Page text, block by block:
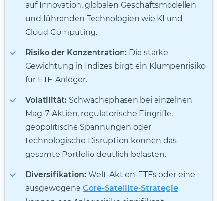
auf Innovation, globalen Geschäftsmodellen
und führenden Technologien wie KI und
Cloud Computing.
Risiko der Konzentration: Die starke
Gewichtung in Indizes birgt ein Klumpenrisiko
für ETF-Anleger.
Volatilität: Schwächephasen bei einzelnen
Mag-7-Aktien, regulatorische Eingriffe,
geopolitische Spannungen oder
technologische Disruption können das
gesamte Portfolio deutlich belasten.
Diversifikation: Welt-Aktien-ETFs oder eine
ausgewogene Core-Satellite-Strategie